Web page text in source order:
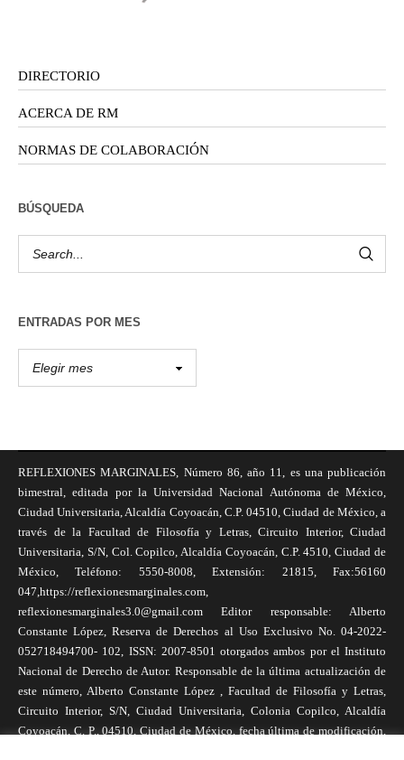
DIRECTORIO
ACERCA DE RM
NORMAS DE COLABORACIÓN
BÚSQUEDA
ENTRADAS POR MES
REFLEXIONES MARGINALES, Número 86, año 11, es una publicación
bimestral, editada por la Universidad Nacional Autónoma de México,
Ciudad Universitaria, Alcaldía Coyoacán, C.P. 04510, Ciudad de México, a
través de la Facultad de Filosofía y Letras, Circuito Interior, Ciudad
Universitaria, S/N, Col. Copilco, Alcaldía Coyoacán, C.P. 4510, Ciudad de
México, Teléfono: 5550-8008, Extensión: 21815, Fax:56160
047,https://reflexionesmarginales.com,
reflexionesmarginales3.0@gmail.com Editor responsable: Alberto
Constante López, Reserva de Derechos al Uso Exclusivo No. 04-2022-
052718494700- 102, ISSN: 2007-8501 otorgados ambos por el Instituto
Nacional de Derecho de Autor. Responsable de la última actualización de
este número, Alberto Constante López , Facultad de Filosofía y Letras,
Circuito Interior, S/N, Ciudad Universitaria, Colonia Copilco, Alcaldía
Coyoacán, C. P., 04510, Ciudad de México, fecha última de modificación,